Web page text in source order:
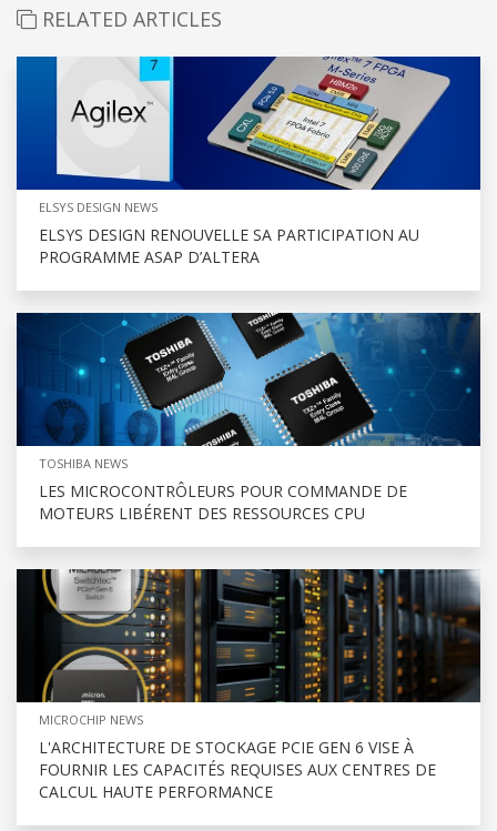
RELATED ARTICLES
ELSYS DESIGN NEWS
ELSYS DESIGN RENOUVELLE SA PARTICIPATION AU
PROGRAMME ASAP D’ALTERA
TOSHIBA NEWS
LES MICROCONTRÔLEURS POUR COMMANDE DE
MOTEURS LIBÉRENT DES RESSOURCES CPU
MICROCHIP NEWS
L'ARCHITECTURE DE STOCKAGE PCIE GEN 6 VISE À
FOURNIR LES CAPACITÉS REQUISES AUX CENTRES DE
CALCUL HAUTE PERFORMANCE